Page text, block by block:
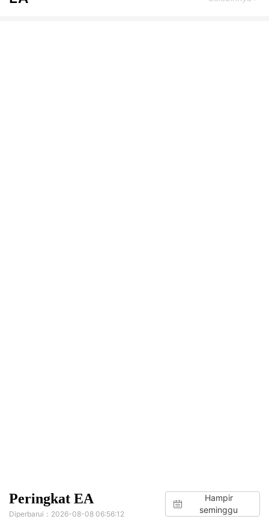
Peringkat EA
Diperbarui：2026-08-08 06:56:12
Hampir
seminggu